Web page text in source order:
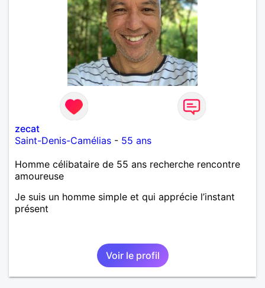
zecat
Saint-Denis-Camélias - 55 ans
Homme célibataire de 55 ans recherche rencontre
amoureuse
Je suis un homme simple et qui apprécie l’instant
présent
Voir le profil